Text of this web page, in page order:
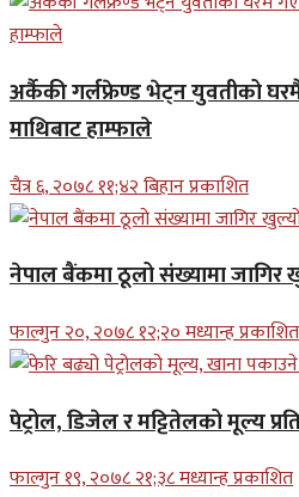
अर्कैकी गर्लफ्रेण्ड भेट्न युवतीको
माथिबाट हाम्फाले
चैत्र ६, २०७८ ११;४२ बिहान प्रकाशित
नेपाल बैंकमा ठूलो संख्यामा जागिर
फाल्गुन २०, २०७८ १२;२० मध्यान्ह प्रकाशित
पेट्रोल, डिजेल र मट्टितेलको मूल्य
फाल्गुन १९, २०७८ २१;३८ मध्यान्ह प्रकाशित